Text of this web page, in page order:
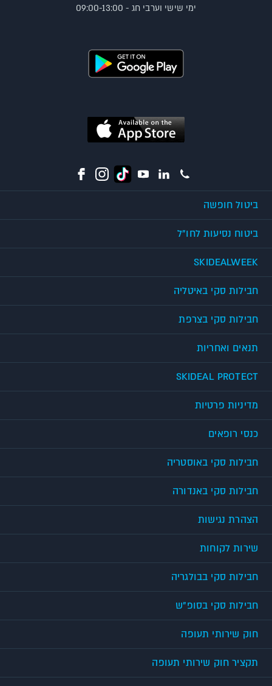
ימי שישי וערבי חג - 09:00-13:00
ביטול חופשה
ביטוח נסיעות לחו"ל
SKIDEALWEEK
חבילות סקי באיטליה
חבילות סקי בצרפת
תנאים ואחריות
SKIDEAL PROTECT
מדיניות פרטיות
כנסי רופאים
חבילות סקי באוסטריה
חבילות סקי באנדורה
הצהרת נגישות
שירות לקוחות
חבילות סקי בבולגריה
חבילות סקי בסופ"ש
חוק שירותי תעופה
תקציר חוק שירותי תעופה